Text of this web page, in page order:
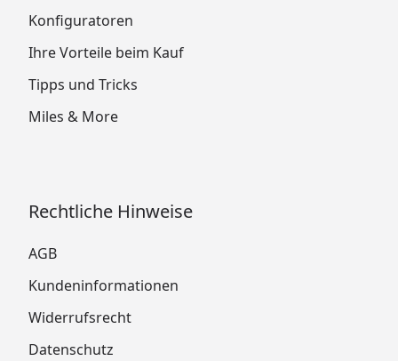
Konfiguratoren
Ihre Vorteile beim Kauf
Tipps und Tricks
Miles & More
Rechtliche Hinweise
AGB
Kundeninformationen
Widerrufsrecht
Datenschutz